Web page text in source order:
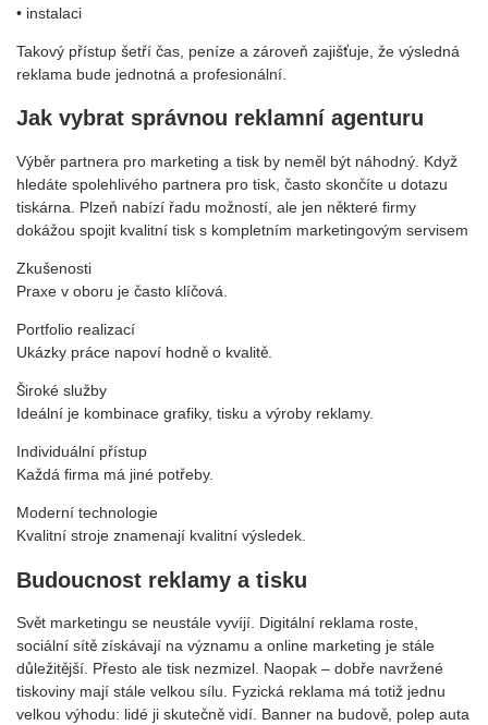
• instalaci
Takový přístup šetří čas, peníze a zároveň zajišťuje, že výsledná
reklama bude jednotná a profesionální.
Jak vybrat správnou reklamní agenturu
Výběr partnera pro marketing a tisk by neměl být náhodný. Když
hledáte spolehlivého partnera pro tisk, často skončíte u dotazu
tiskárna. Plzeň nabízí řadu možností, ale jen některé firmy
dokážou spojit kvalitní tisk s kompletním marketingovým servisem
Zkušenosti
Praxe v oboru je často klíčová.
Portfolio realizací
Ukázky práce napoví hodně o kvalitě.
Široké služby
Ideální je kombinace grafiky, tisku a výroby reklamy.
Individuální přístup
Každá firma má jiné potřeby.
Moderní technologie
Kvalitní stroje znamenají kvalitní výsledek.
Budoucnost reklamy a tisku
Svět marketingu se neustále vyvíjí. Digitální reklama roste,
sociální sítě získávají na významu a online marketing je stále
důležitější. Přesto ale tisk nezmizel. Naopak – dobře navržené
tiskoviny mají stále velkou sílu. Fyzická reklama má totiž jednu
velkou výhodu: lidé ji skutečně vidí. Banner na budově, polep auta